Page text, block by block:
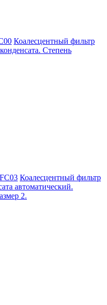
Коалесцентный фильтр
Степень
Коалесцентный фильтр
автоматический.
2.